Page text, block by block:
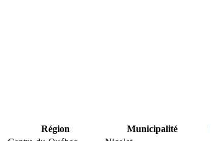
Région Municipalité